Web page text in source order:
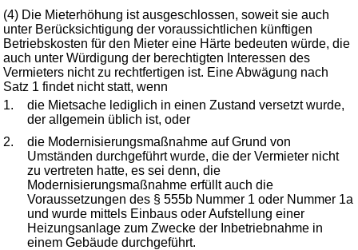
(4) Die Mieterhöhung ist ausgeschlossen, soweit sie auch
unter Berücksichtigung der voraussichtlichen künftigen
Betriebskosten für den Mieter eine Härte bedeuten würde, die
auch unter Würdigung der berechtigten Interessen des
Vermieters nicht zu rechtfertigen ist. Eine Abwägung nach
Satz 1 findet nicht statt, wenn
1.
die Mietsache lediglich in einen Zustand versetzt wurde,
der allgemein üblich ist, oder
2.
die Modernisierungsmaßnahme auf Grund von
Umständen durchgeführt wurde, die der Vermieter nicht
zu vertreten hatte, es sei denn, die
Modernisierungsmaßnahme erfüllt auch die
Voraussetzungen des § 555b Nummer 1 oder Nummer 1a
und wurde mittels Einbaus oder Aufstellung einer
Heizungsanlage zum Zwecke der Inbetriebnahme in
einem Gebäude durchgeführt.